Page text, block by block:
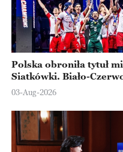
Polska obroniła tytuł
Siatkówki. Biało-
Ningbo
03-Aug-2026